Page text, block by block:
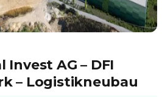
Invest AG – DFI
– Logistikneubau